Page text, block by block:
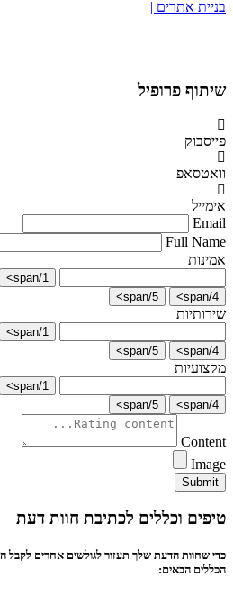
בניית אתרים |
שיתוף פרופיל
פייסבוק
וואטסאפ
אימייל
Email
Full Name
אמינות
1/span>
4/span>
5/span>
שירותיות
1/span>
4/span>
5/span>
מקצועיות
1/span>
4/span>
5/span>
Content
Image
Submit
טיפים וכללים לכתיבת חוות דעת
כדי שחוות הדעת שלך תעזור לגולשים אחרים לקבל
הכללים הבאים: